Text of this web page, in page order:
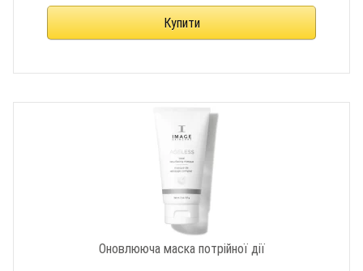
Оновлююча маска потрійної дії